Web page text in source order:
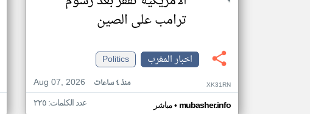
ترامب على الصين
اخبار المغرب
Politics
Aug 07, 2026
منذ ٤ ساعات XK31RN
مباشر• mubasher.info عدد الكلمات: ٢٢٥